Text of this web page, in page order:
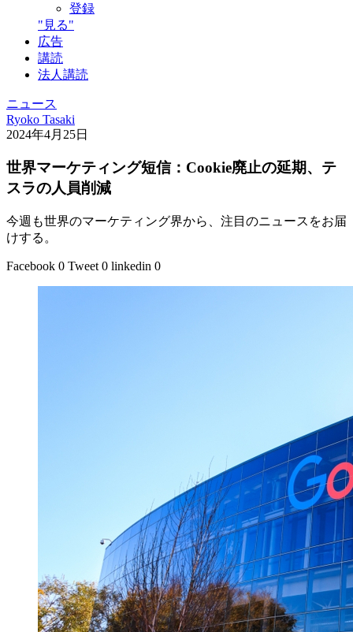
登録
"見る"
広告
講読
法人講読
ニュース
Ryoko Tasaki
2024年4月25日
世界マーケティング短信：Cookie廃止の延期、テ
スラの人員削減
今週も世界のマーケティング界から、注目のニュースをお届
けする。
Facebook 0 Tweet 0 linkedin 0